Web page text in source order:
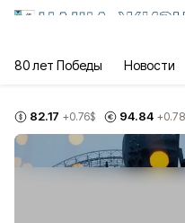
80 лет Победы Новости
82.17 +0.76$ 94.84 +0.78